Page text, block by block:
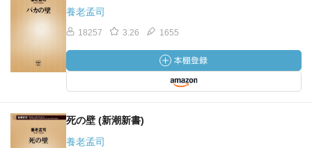
どこまで痛いのかはその人の感覚でしかありません。頭が
痛いといっても原因は違うところにあることもある。 と
です。自分が間違えるだけのこと。相手に騙されることは
ありません。」
司 特別授業『坊っちゃん』』養老 孟司著
養老孟司
18257 3.26 1655
死の壁 (新潮新書)
養老孟司